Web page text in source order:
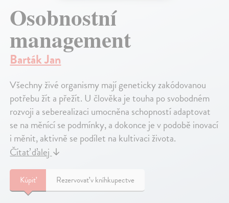
Osobnostní
management
Barták Jan
Všechny živé organismy mají geneticky zakódovanou
potřebu žít a přežít. U člověka je touha po svobodném
rozvoji a seberealizaci umocněna schopností adaptovat
se na měnící se podmínky, a dokonce je v podobě inovací
i měnit, aktivně se podílet na kultivaci života.
Čítať ďalej ↓
Kúpiť Rezervovať v kníhkupectve